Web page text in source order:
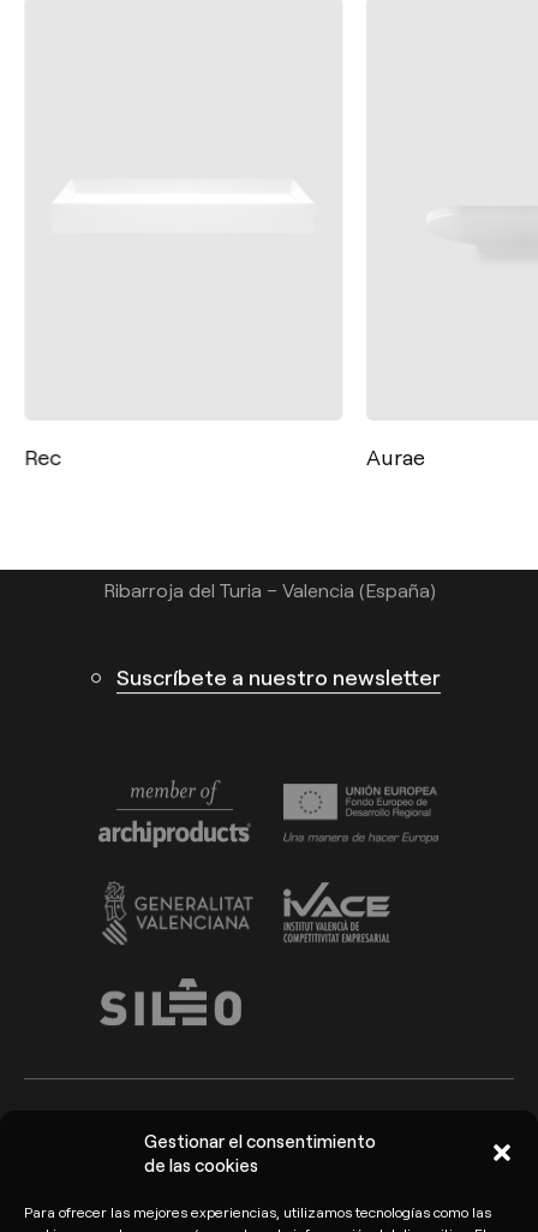
Gestionar el consentimiento
de las cookies
Para ofrecer las mejores experiencias, utilizamos tecnologías como las
Rec Aurae
Ribarroja del Turia – Valencia (España)
Suscríbete a nuestro newsletter
Arkoslight ©2026 Aviso Legal
protección de datos